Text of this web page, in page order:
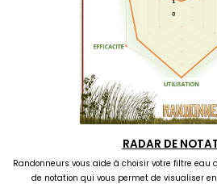
RADAR DE
Randonneurs vous aide à choisir votre filtre eau
de notation qui vous permet de visualiser